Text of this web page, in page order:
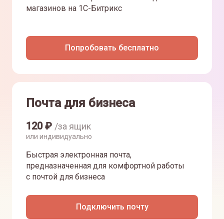
магазинов на 1С-Битрикс
Попробовать бесплатно
Почта для бизнеса
120₽ /за ящик
или индивидуально
Быстрая электронная почта,
предназначенная для комфортной работы
с почтой для бизнеса
Подключить почту